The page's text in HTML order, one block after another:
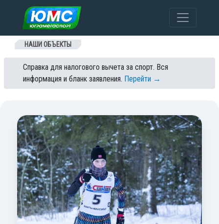
Перейти к содержанию
НАШИ ОБЪЕКТЫ
Справка для налогового вычета за спорт. Вся
информация и бланк заявления. Перейти →